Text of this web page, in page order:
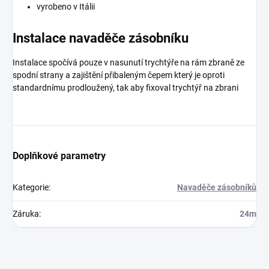
vyrobeno v Itálii
Instalace navaděče zásobníku
Instalace spočívá pouze v nasunutí trychtýře na rám zbraně ze
spodní strany a zajištění přibaleným čepem který je oproti
standardnímu prodloužený, tak aby fixoval trychtýř na zbrani
Doplňkové parametry
Kategorie: Navaděče zásobníků
Záruka: 24m